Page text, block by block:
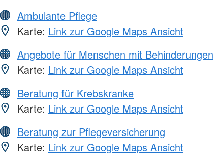
Ambulante Pflege
Karte: Link zur Google Maps Ansicht
Angebote für Menschen mit Behinderungen
Karte: Link zur Google Maps Ansicht
Beratung für Krebskranke
Karte: Link zur Google Maps Ansicht
Beratung zur Pflegeversicherung
Karte: Link zur Google Maps Ansicht